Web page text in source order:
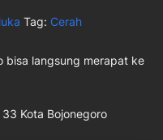
Tag: Cerah
bisa langsung merapat ke
Kota Bojonegoro